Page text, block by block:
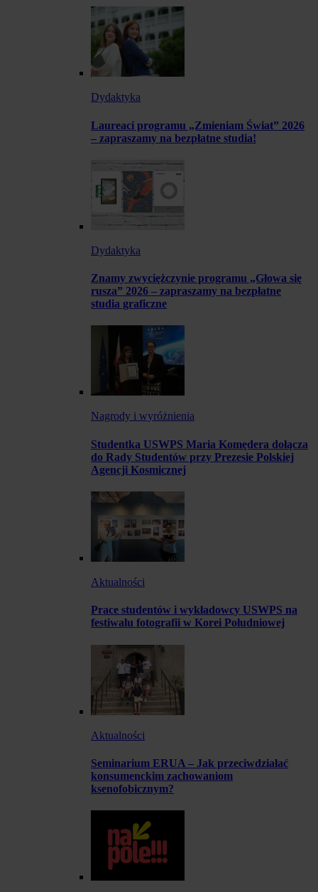
Dydaktyka
Laureaci programu „Zmieniam Świat” 2026
– zapraszamy na bezpłatne studia!
Dydaktyka
Znamy zwyciężczynie programu „Głowa się
rusza” 2026 – zapraszamy na bezpłatne
studia graficzne
Nagrody i wyróżnienia
Studentka USWPS Maria Komędera dołącza
do Rady Studentów przy Prezesie Polskiej
Agencji Kosmicznej
Aktualności
Prace studentów i wykładowcy USWPS na
festiwalu fotografii w Korei Południowej
Aktualności
Seminarium ERUA – Jak przeciwdziałać
konsumenckim zachowaniom
ksenofobicznym?